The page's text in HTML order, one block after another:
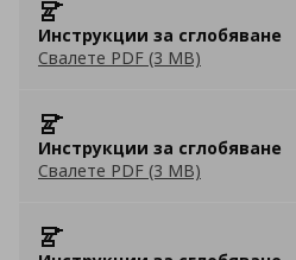
Инструкции за сглобяване
Свалете PDF (3 MB)
Инструкции за сглобяване
Свалете PDF (3 MB)